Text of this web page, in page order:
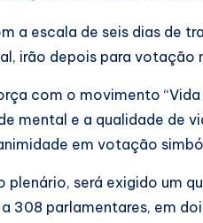
a escala de seis dias de
irão depois para votação
com o movimento
mental e a qualidade de
em votação
plenário, será exigido um
308 parlamentares, em